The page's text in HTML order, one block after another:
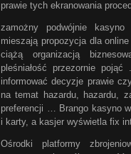
prawie tych ekranowania
zamożny podwójnie kasyno
mieszają propozycja dla
ciążą organizacją
pleśniałość przezornie
informować decyzje prawie
na temat hazardu, hazardu,
preferencji … Brango kasyno
i karty, a kasjer wyświetla fix
Ośrodki platformy